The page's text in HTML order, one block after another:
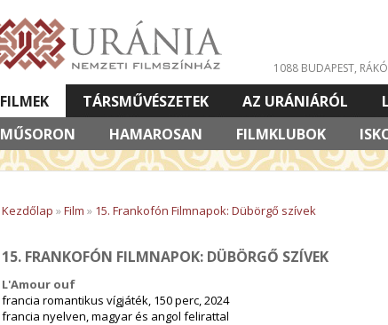
1088 BUDAPEST,
FILMEK
MŰSORON
HAMAROSAN FILMKLUBOK
TÁRSMŰVÉSZETEK AZ URÁNIÁRÓL
VETÍTETT KÉPES ELŐADÁSOK
Kezdőlap »Film » 15. Frankofón Filmnapok: Dübörgő szívek
15. FRANKOFÓN FILMNAPOK: DÜBÖRGŐ SZÍVEK
L'Amour ouf
francia romantikus vígjáték, 150 perc, 2024
francia nyelven, magyar és angol felirattal